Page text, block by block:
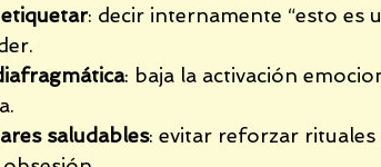
: decir internamente “esto es
: baja la activación
saludables: evitar reforzar